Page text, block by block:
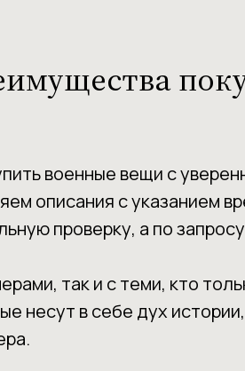
военные вещи с
описания с указанием
проверку, а по
так и с теми, кто
несут в себе дух